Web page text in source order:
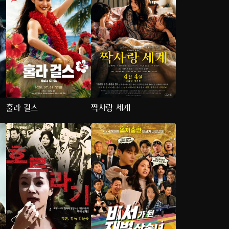
훌라 걸스 짝사랑 세계